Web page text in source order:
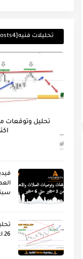
تحليلات فنيه[posts4]
سبتمبر
26 اغسطس 2019